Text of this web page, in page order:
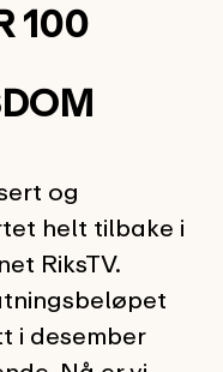
100
og
helt tilbake i
RiksTV.
i desember